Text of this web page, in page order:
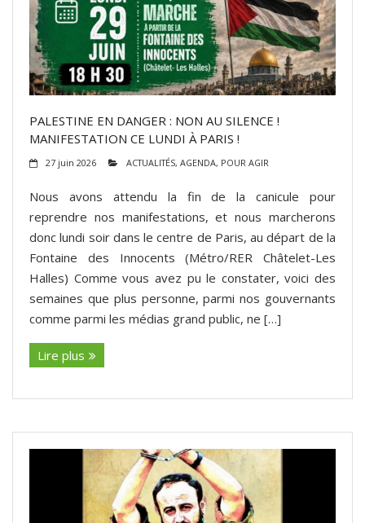
ADHÉSIONS, DONS, CONTACT
PALESTINE EN DANGER : NON AU SILENCE !
MANIFESTATION CE LUNDI À PARIS !
27 juin 2026 ACTUALITÉS, AGENDA, POUR AGIR
Nous avons attendu la fin de la canicule pour
reprendre nos manifestations, et nous marcherons
donc lundi soir dans le centre de Paris, au départ de la
Fontaine des Innocents (Métro/RER Châtelet-Les
Halles) Comme vous avez pu le constater, voici des
semaines que plus personne, parmi nos gouvernants
comme parmi les médias grand public, ne […]
Lire plus